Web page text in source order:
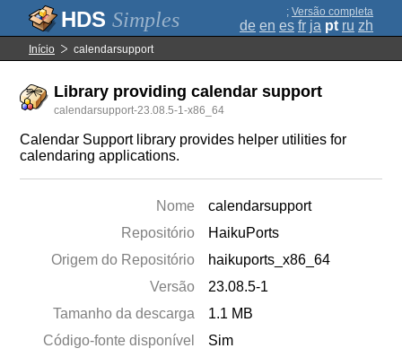
Simples ; Versão completa
de en es fr ja pt ru zh
Início calendarsupport
Library providing calendar support
calendarsupport-23.08.5-1-x86_64
Calendar Support library provides helper utilities for
calendaring applications.
Nome
calendarsupport
Repositório
HaikuPorts
Origem do Repositório
haikuports_x86_64
Versão
23.08.5-1
Tamanho da descarga
1.1 MB
Código-fonte disponível
Sim